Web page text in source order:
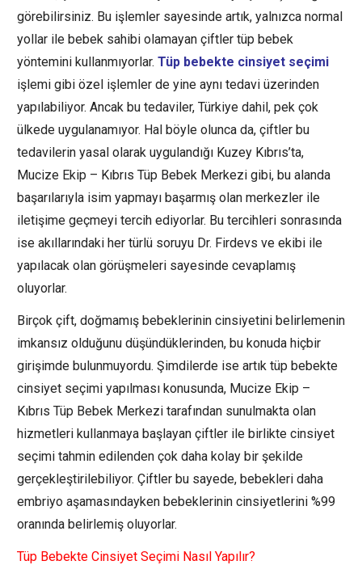
görebilirsiniz. Bu işlemler sayesinde artık, yalnızca normal
yollar ile bebek sahibi olamayan çiftler tüp bebek
yöntemini kullanmıyorlar. Tüp bebekte cinsiyet seçimi
işlemi gibi özel işlemler de yine aynı tedavi üzerinden
yapılabiliyor. Ancak bu tedaviler, Türkiye dahil, pek çok
ülkede uygulanamıyor. Hal böyle olunca da, çiftler bu
tedavilerin yasal olarak uygulandığı Kuzey Kıbrıs’ta,
Mucize Ekip – Kıbrıs Tüp Bebek Merkezi gibi, bu alanda
başarılarıyla isim yapmayı başarmış olan merkezler ile
iletişime geçmeyi tercih ediyorlar. Bu tercihleri sonrasında
ise akıllarındaki her türlü soruyu Dr. Firdevs ve ekibi ile
yapılacak olan görüşmeleri sayesinde cevaplamış
oluyorlar.
Birçok çift, doğmamış bebeklerinin cinsiyetini belirlemenin
imkansız olduğunu düşündüklerinden, bu konuda hiçbir
girişimde bulunmuyordu. Şimdilerde ise artık tüp bebekte
cinsiyet seçimi yapılması konusunda, Mucize Ekip –
Kıbrıs Tüp Bebek Merkezi tarafından sunulmakta olan
hizmetleri kullanmaya başlayan çiftler ile birlikte cinsiyet
seçimi tahmin edilenden çok daha kolay bir şekilde
gerçekleştirilebiliyor. Çiftler bu sayede, bebekleri daha
embriyo aşamasındayken bebeklerinin cinsiyetlerini %99
oranında belirlemiş oluyorlar.
Tüp Bebekte Cinsiyet Seçimi Nasıl Yapılır?